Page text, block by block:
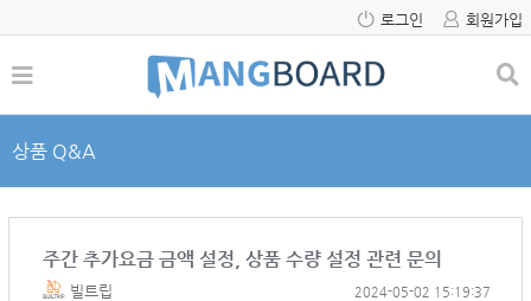
로그인 회원가입
상품 Q&A
주간 추가요금 금액 설정, 상품 수량 설정 관련 문의
빌트립 2024-05-02 15:19:37